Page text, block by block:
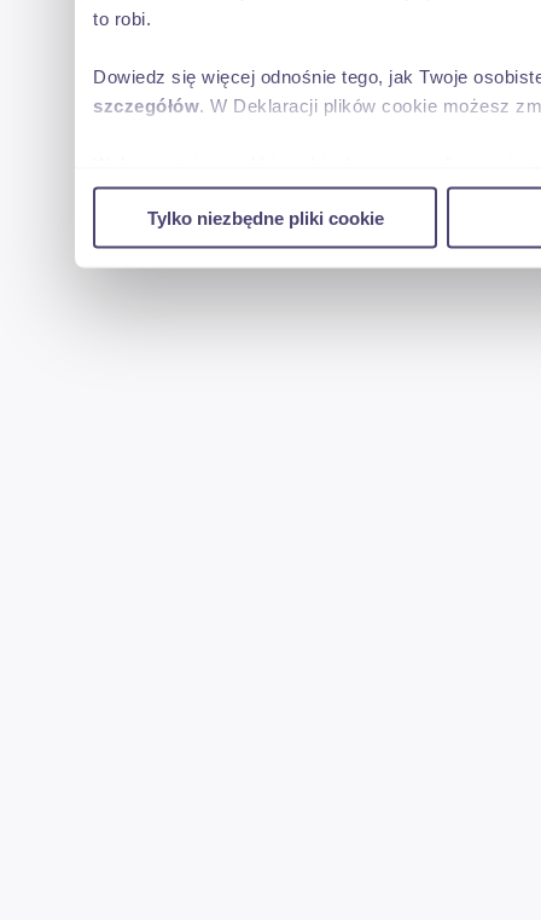
to robi.
Dowiedz się więcej odnośnie tego, jak Twoje
szczegółów . W Deklaracji plików cookie możesz
w naszej witrynie. Informacje o tym, jak korzystasz
reklamowym i analitycznym. Partnerzy mogą
uzyskanymi podczas korzystania z ich usług.
Tylko niezbędne pliki cookie